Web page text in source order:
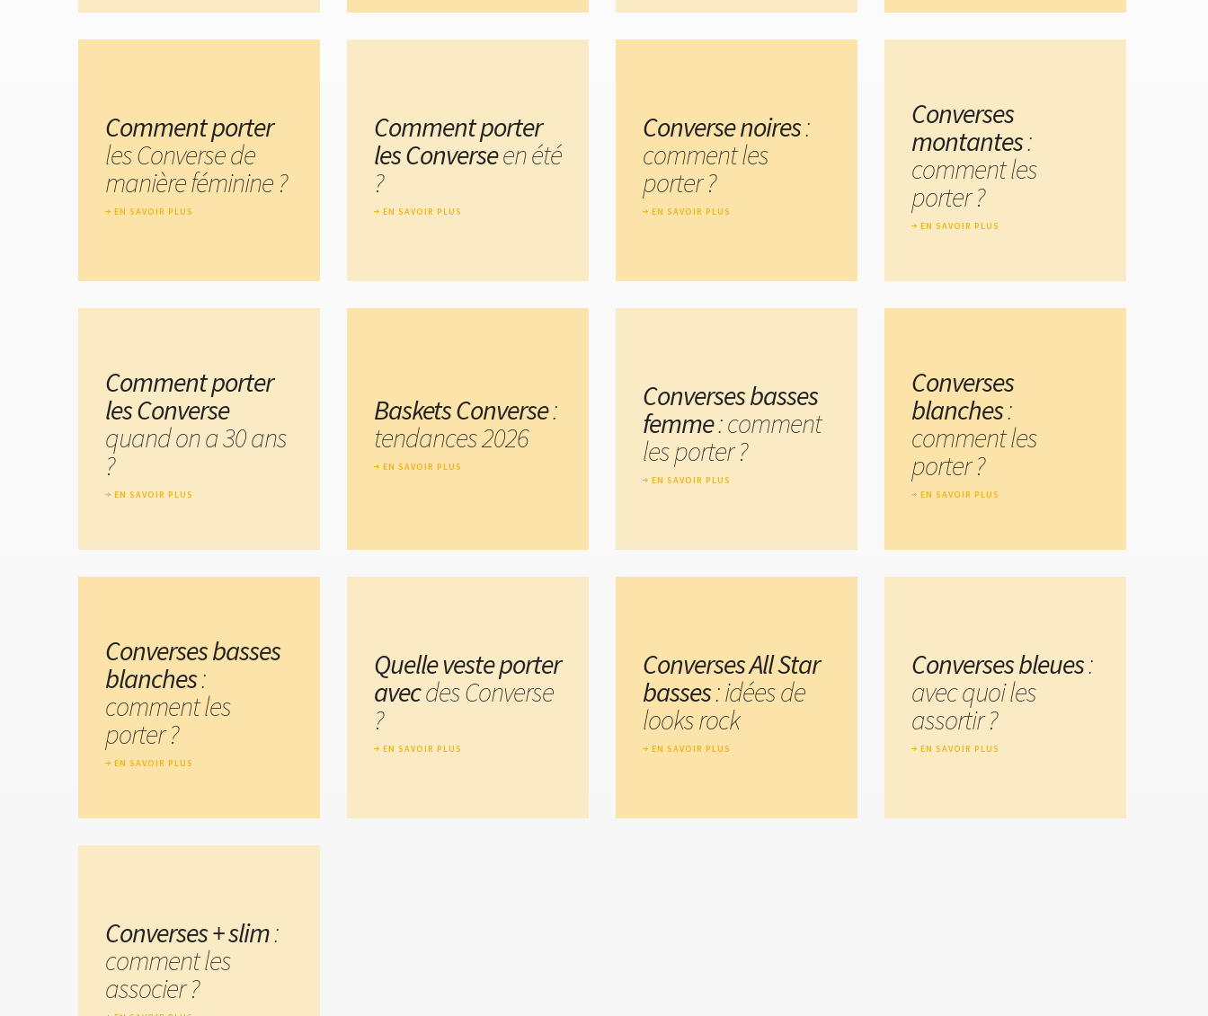
Comment porter
les Converse de
manière féminine ?
EN SAVOIR PLUS
Comment porter
les Converseen été
?
EN SAVOIR PLUS
Converse noires:
comment les
porter ?
EN SAVOIR PLUS
Converses
montantes:
comment les
porter ?
EN SAVOIR PLUS
Comment porter
les Converse
quand on a 30 ans
?
EN SAVOIR PLUS
Baskets Converse:
tendances 2026
EN SAVOIR PLUS
Converses basses
femme: comment
les porter ?
EN SAVOIR PLUS
Converses
blanches:
comment les
porter ?
EN SAVOIR PLUS
Converses basses
blanches:
comment les
porter ?
EN SAVOIR PLUS
Quelle veste porter
avecdes Converse
?
EN SAVOIR PLUS
Converses All Star
basses: idées de
looks rock
EN SAVOIR PLUS
Converses bleues:
avec quoi les
assortir ?
EN SAVOIR PLUS
Converses + slim:
comment les
associer ?